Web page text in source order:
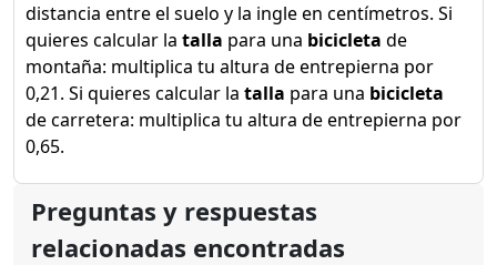
distancia entre el suelo y la ingle en centímetros. Si
quieres calcular la talla para una bicicleta de
montaña: multiplica tu altura de entrepierna por
0,21. Si quieres calcular la talla para una bicicleta
de carretera: multiplica tu altura de entrepierna por
0,65.
Preguntas y respuestas
relacionadas encontradas